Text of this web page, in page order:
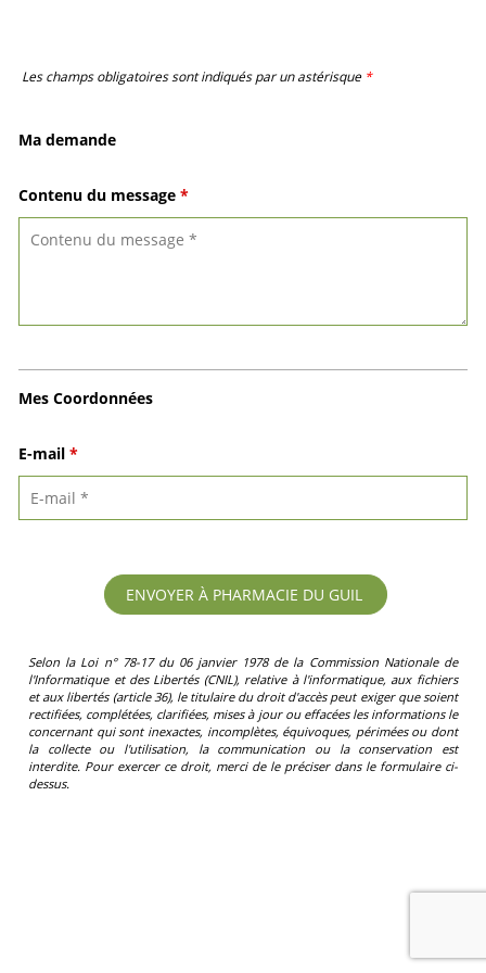
Les champs obligatoires sont indiqués par un astérisque *
Ma demande
Contenu du message *
Mes Coordonnées
E-mail *
Selon la Loi n° 78-17 du 06 janvier 1978 de la Commission Nationale de
l'Informatique et des Libertés (CNIL), relative à l'informatique, aux fichiers
et aux libertés (article 36), le titulaire du droit d'accès peut exiger que soient
rectifiées, complétées, clarifiées, mises à jour ou effacées les informations le
concernant qui sont inexactes, incomplètes, équivoques, périmées ou dont
la collecte ou l'utilisation, la communication ou la conservation est
interdite. Pour exercer ce droit, merci de le préciser dans le formulaire ci-
dessus.